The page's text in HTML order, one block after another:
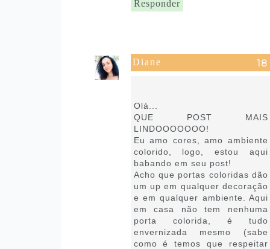
Responder
Diane
Olá...
QUE POST MAIS
LINDOOOOOOO!
Eu amo cores, amo ambiente
colorido, logo, estou aqui
babando em seu post!
Acho que portas coloridas dão
um up em qualquer decoração
e em qualquer ambiente. Aqui
em casa não tem nenhuma
porta colorida, é tudo
envernizada mesmo (sabe
como é temos que respeitar